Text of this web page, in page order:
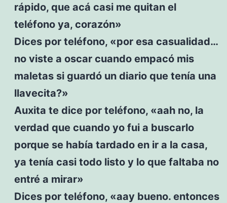
rápido, que acá casi me quitan el
teléfono ya, corazón»
Dices por teléfono, «por esa casualidad…
no viste a oscar cuando empacó mis
maletas si guardó un diario que tenía una
llavecita?»
Auxita te dice por teléfono, «aah no, la
verdad que cuando yo fui a buscarlo
porque se había tardado en ir a la casa,
ya tenía casi todo listo y lo que faltaba no
entré a mirar»
Dices por teléfono, «aay bueno. entonces